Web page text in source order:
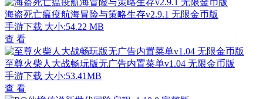
海盗死亡瘟疫航海冒险与策略生存v2.9.1 无限金币版
手游下载 大小:54.22 MB
查 看
至尊火柴人大战畅玩版无广告内置菜单v1.04 无限金币版
手游下载 大小:53.41MB
查 看